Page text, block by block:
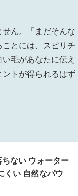
ん。「まだそんな
とには、スピリチ
毛があなたに伝え
トが得られるはず
ない ウォーター
くい 自然なパウ